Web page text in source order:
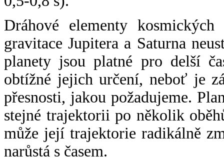
Dráhové elementy
gravitace Jupitera a Saturna
planety jsou platné pro delší
obtížné jejich určení, neboť je
přesnosti, jakou požadujeme.
stejné trajektorii po několik
může její trajektorie radikálně
narůstá s časem.